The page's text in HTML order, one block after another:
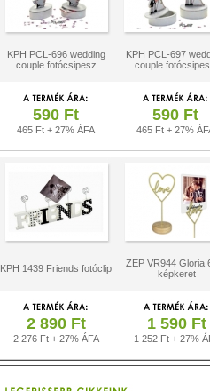
KPH PCL-696 wedding
couple fotócsipesz
KPH PCL-697
couple
590 Ft
465 Ft + 27% ÁFA
590 Ft
465 Ft + 27%
KPH 1439 Friends fotóclip
ZEP VR944 Gloria
képkeret
2 890 Ft
2 276 Ft + 27% ÁFA
1 590 Ft
1 252 Ft + 27%